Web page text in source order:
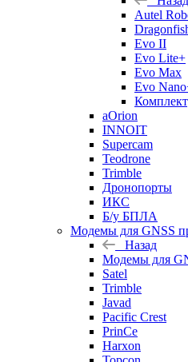
Autel
Evo II
Evo Lite+
Evo Max
Evo
aOrion
INNOIT
Supercam
Teodrone
Trimble
Дронопорты
ИКС
Б/у БПЛА
Модемы для GNSS
Назад
Модемы для
Satel
Trimble
Javad
Pacific Crest
PrinCe
Harxon